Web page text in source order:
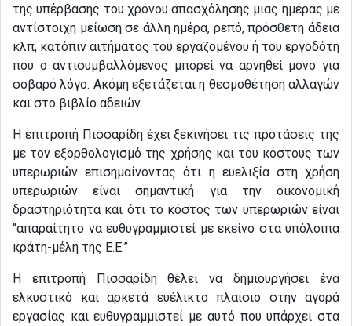
της υπέρβασης του χρόνου απασχόλησης μιας ημέρας με
αντίστοιχη μείωση σε άλλη ημέρα, ρεπό, πρόσθετη άδεια
κλπ, κατόπιν αιτήματος του εργαζομένου ή του εργοδότη
που ο αντισυμβαλλόμενος μπορεί να αρνηθεί μόνο για
σοβαρό λόγο. Ακόμη εξετάζεται η θεσμοθέτηση αλλαγών
και στο βιβλίο αδειών.
Η επιτροπή Πισσαρίδη έχει ξεκινήσει τις προτάσεις της
με τον εξορθολογισμό της χρήσης και του κόστους των
υπερωριών επισημαίνοντας ότι η ευελιξία στη χρήση
υπερωριών είναι σημαντική για την οικονομική
δραστηριότητα και ότι το κόστος των υπερωριών είναι
“απαραίτητο να ευθυγραμμιστεί με εκείνο στα υπόλοιπα
κράτη-μέλη της Ε.Ε.”
Η επιτροπή Πισσαρίδη θέλει να δημιουργήσει ένα
ελκυστικό και αρκετά ευέλικτο πλαίσιο στην αγορά
εργασίας και ευθυγραμμιστεί με αυτό που υπάρχει στα